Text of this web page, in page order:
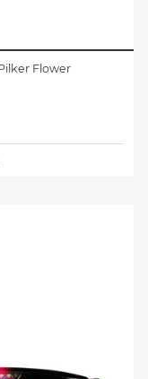
Flower